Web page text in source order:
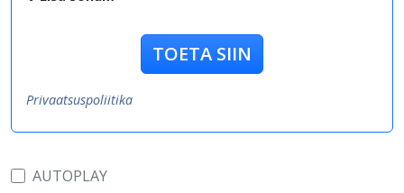
TOETA SIIN
Privaatsuspoliitika
AUTOPLAY